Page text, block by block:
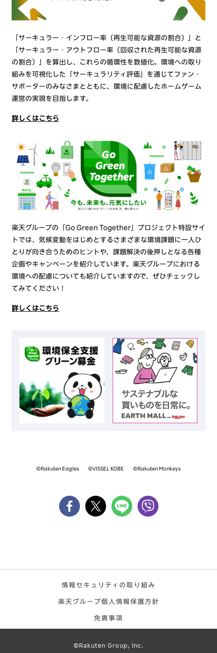
「サーキュラー・インフロー率（再生可能な資源の割合）」と
「サーキュラー・アウトフロー率（回収された再生可能な資源
の割合）」を算出し、これらの循環性を数値化。環境への取り
組みを可視化した「サーキュラリティ評価」を通じてファン・
サポーターのみなさまとともに、環境に配慮したホームゲーム
運営の実現を目指します。
詳しくはこちら
楽天グループの「Go Green Together」プロジェクト特設サイ
トでは、気候変動をはじめとするさまざまな環境課題に一人ひ
とりが向き合うためのヒントや、課題解決の後押しとなる各種
企画やキャンペーンを紹介しています。楽天グループにおける
環境への配慮についても紹介していますので、ぜひチェックし
てみてください！
詳しくはこちら
©Rakuten Eagles ©VISSEL KOBE ©Rakuten Monkeys
情報セキュリティの取り組み
楽天グループ個人情報保護方針
免責事項
©Rakuten Group, Inc.